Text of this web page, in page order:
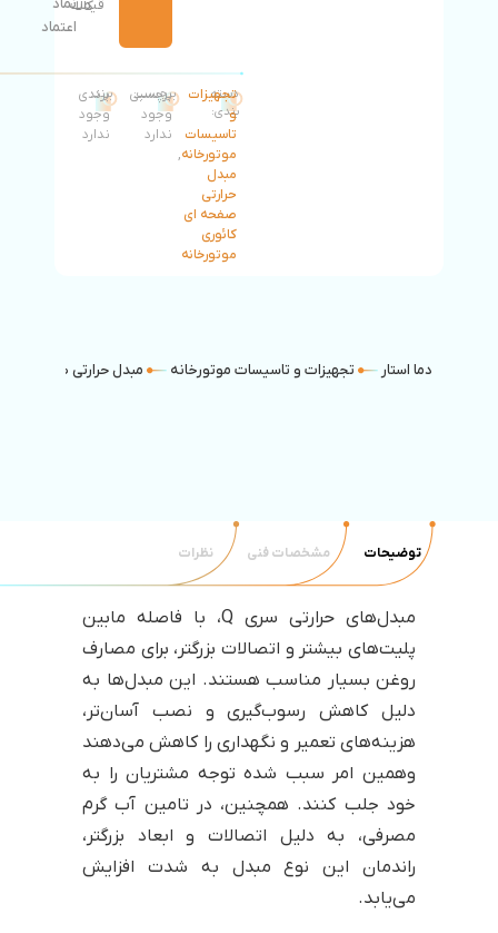
قیمت
کالانماد
اعتماد
دسته
بندی:
تجهیزات
و
تاسیسات
موتورخانه,
مبدل
حرارتی
صفحه ای
کائوری
موتورخانه
برچسب:
برچسبی
وجود
ندارد
برند:
برندی
وجود
ندارد
دما استار تجهیزات و تاسیسات موتورخانه مبدل حرارتی صفحه ای
توضیحات مشخصات فنی نظرات
مبدل‌های حرارتی سری Q، با فاصله مابین
پلیت‌های بیشتر و اتصالات بزرگتر، برای مصارف
روغن بسیار مناسب هستند. این مبدل‌ها به
دلیل کاهش رسوب‌گیری و نصب آسان‌تر،
هزینه‌های تعمیر و نگهداری را کاهش می‌دهند
وهمین امر سبب شده توجه مشتریان را به
خود جلب کنند. همچنین، در تامین آب گرم
مصرفی، به دلیل اتصالات و ابعاد بزرگتر،
راندمان این نوع مبدل به شدت افزایش
می‌یابد.